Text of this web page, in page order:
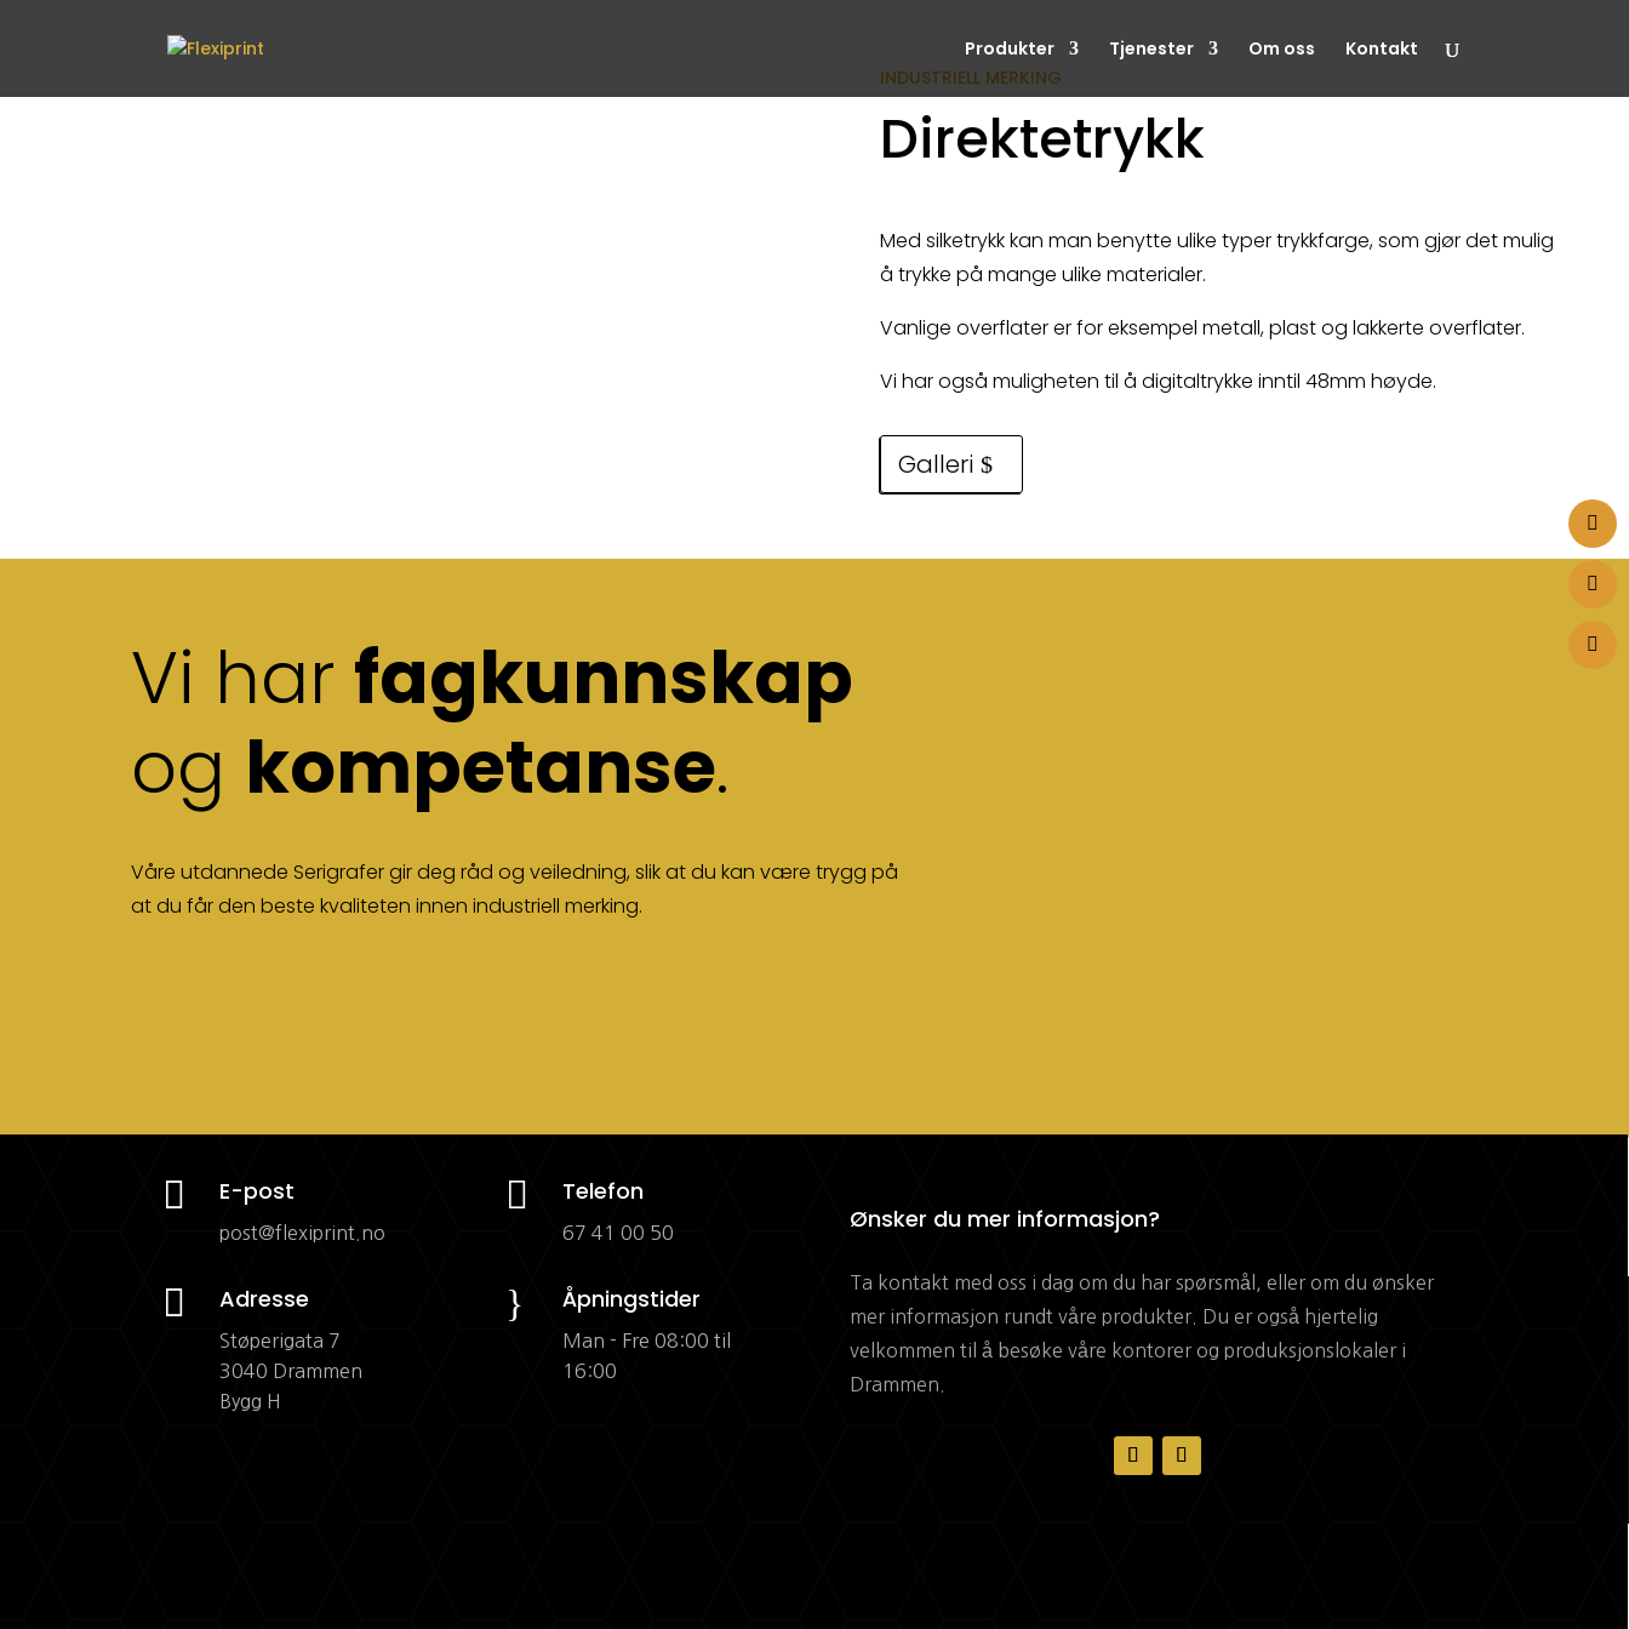
Produkter Tjenester Om oss
Kontakt
INDUSTRIELL MERKING
Direktetrykk
Med silketrykk kan man benytte ulike typer trykkfarge, som gjør det mulig
å trykke på mange ulike materialer.
Vanlige overflater er for eksempel metall, plast og lakkerte overflater.
Vi har også muligheten til å digitaltrykke inntil 48mm høyde.
Galleri
Vi har fagkunnskap
og kompetanse.
Våre utdannede Serigrafer gir deg råd og veiledning, slik at du kan være trygg på
at du får den beste kvaliteten innen industriell merking.
 E-post
post@flexiprint.no
 Adresse
Støperigata 7
3040 Drammen
Bygg H
 Telefon
67 41 00 50
} Åpningstider
Man - Fre 08:00 til
16:00
Ønsker du mer informasjon?
Ta kontakt med oss i dag om du har spørsmål, eller om du ønsker
mer informasjon rundt våre produkter. Du er også hjertelig
velkommen til å besøke våre kontorer og produksjonslokaler i
Drammen.